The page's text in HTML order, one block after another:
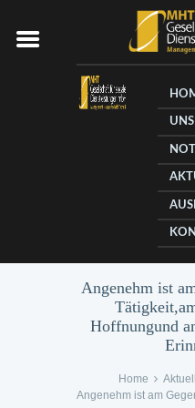
Angenehm ist
Hoffnungund
Home
Angenehm ist am